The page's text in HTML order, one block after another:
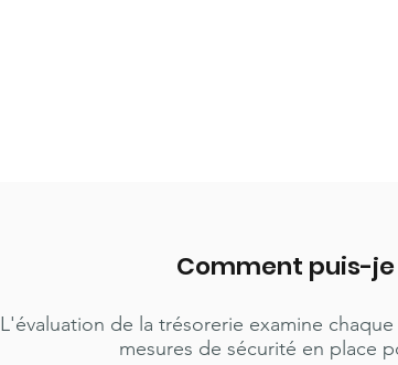
Comment puis-
L'évaluation de la trésorerie examine
mesures de sécurité en place